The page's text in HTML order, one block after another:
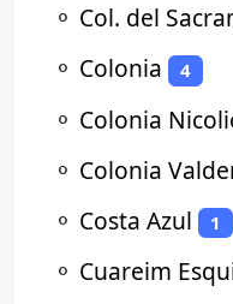
⚬ Col. del
⚬ Colonia 4
⚬ Colonia
⚬ Colonia
⚬ Costa Azul 1
⚬ Cuareim